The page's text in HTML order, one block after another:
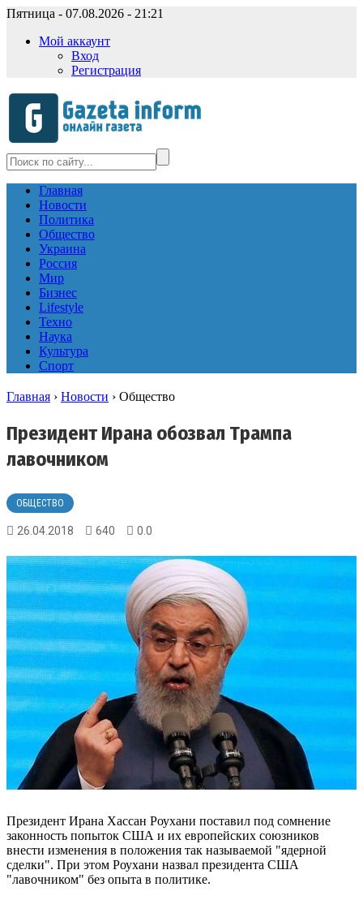
Пятница - 07.08.2026 - 21:21
Мой аккаунт
Вход
Регистрация
Главная
Новости
Политика
Общество
Украина
Россия
Мир
Бизнес
Lifestyle
Техно
Наука
Культура
Спорт
Главная › Новости › Общество
Президент Ирана обозвал Трампа
лавочником
ОБЩЕСТВО
26.04.2018 640 0.0
Президент Ирана Хассан Роухани поставил под сомнение
законность попыток США и их европейских союзников
внести изменения в положения так называемой "ядерной
сделки". При этом Роухани назвал президента США
"лавочником" без опыта в политике.